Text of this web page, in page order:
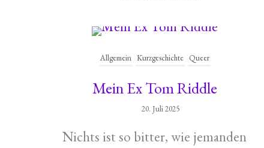
Allgemein Kurzgeschichte Queer
Mein Ex Tom Riddle
20. Juli 2025
Nichts ist so bitter, wie jemanden